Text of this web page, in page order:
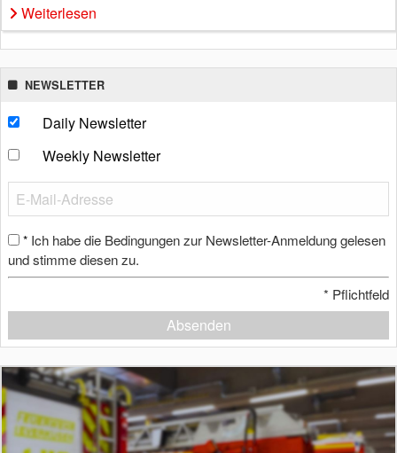
Weiterlesen
NEWSLETTER
Daily Newsletter
Weekly Newsletter
* Ich habe die Bedingungen zur Newsletter-Anmeldung gelesen
und stimme diesen zu.
* Pflichtfeld
Absenden